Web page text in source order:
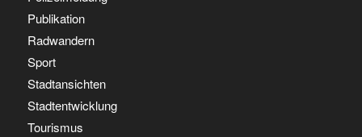
Publikation
Radwandern
Sport
Stadtansichten
Stadtentwicklung
Tourismus